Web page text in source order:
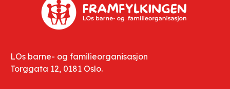
LOs barne- og familieorganisasjon
Torggata 12, 0181 Oslo.